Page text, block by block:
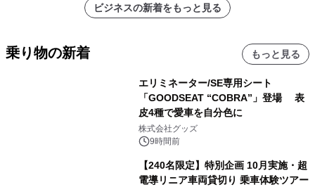
ビジネスの新着をもっと見る
乗り物の新着 もっと見る
エリミネーター/SE専用シート
「GOODSEAT “COBRA”」登場 表
皮4種で愛車を自分色に
株式会社グッズ
9時間前
【240名限定】特別企画 10月実施・超
電導リニア車両貸切り 乗車体験ツアー